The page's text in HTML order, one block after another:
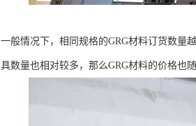
一般情况下，相同规格的GRG材料订货数量
具数量也相对较多，那么GRG材料的价格也随